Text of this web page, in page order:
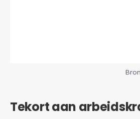
Tekort aan